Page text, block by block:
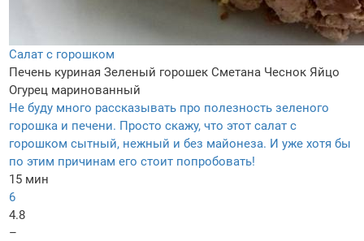
Салат с горошком
Печень куриная Зеленый горошек Сметана Чеснок Яйцо
Огурец маринованный
Не буду много рассказывать про полезность зеленого
горошка и печени. Просто скажу, что этот салат с
горошком сытный, нежный и без майонеза. И уже хотя бы
по этим причинам его стоит попробовать!
15 мин
6
4.8
–